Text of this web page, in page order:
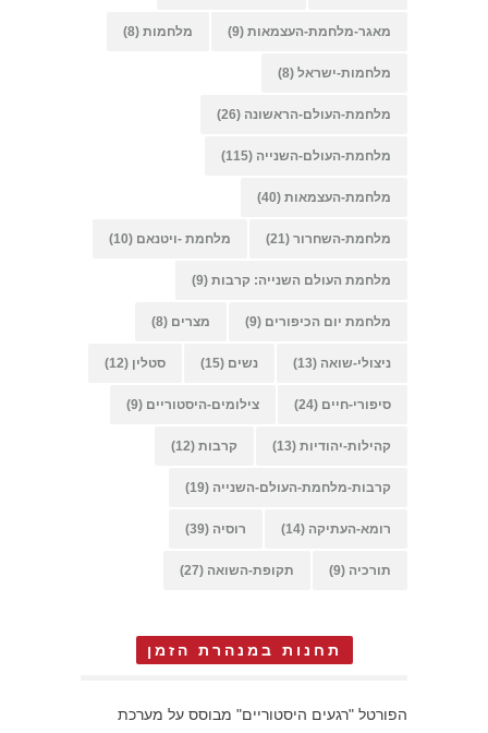
מאגר-מלחמת-העצמאות (9) מלחמות (8)
מלחמות-ישראל (8)
מלחמת-העולם-הראשונה (26)
מלחמת-העולם-השנייה (115)
מלחמת-העצמאות (40)
מלחמת-השחרור (21) מלחמת -ויטנאם (10)
מלחמת העולם השנייה: קרבות (9)
מלחמת יום הכיפורים (9) מצרים (8)
ניצולי-שואה (13) נשים (15) סטלין (12)
סיפורי-חיים (24) צילומים-היסטוריים (9)
קהילות-יהודיות (13) קרבות (12)
קרבות-מלחמת-העולם-השנייה (19)
רומא-העתיקה (14) רוסיה (39)
תורכיה (9) תקופת-השואה (27)
תחנות במנהרת הזמן
הפורטל "רגעים היסטוריים" מבוסס על מערכת